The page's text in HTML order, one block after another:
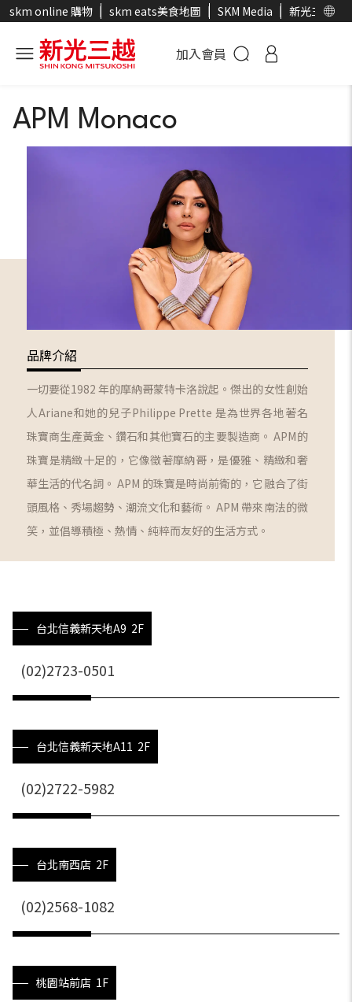
skm online 購物 skm eats美食地圖 SKM Media 新光三越官
加入會員
APM Monaco
品牌介紹
一切要從1982 年的摩納哥蒙特卡洛說起。傑出的女性創始
人Ariane和她的兒子Philippe Prette 是為世界各地著名
珠寶商生產黃金、鑽石和其他寶石的主要製造商。 APM的
珠寶是精緻十足的，它像徵著摩納哥，是優雅、精緻和奢
華生活的代名詞。 APM 的珠寶是時尚前衛的，它融合了街
頭風格、秀場趨勢、潮流文化和藝術。 APM 帶來南法的微
笑，並倡導積極、熱情、純粹而友好的生活方式。
台北信義新天地A9 2F
(02)2723-0501
台北信義新天地A11 2F
(02)2722-5982
台北南西店 2F
(02)2568-1082
桃園站前店 1F